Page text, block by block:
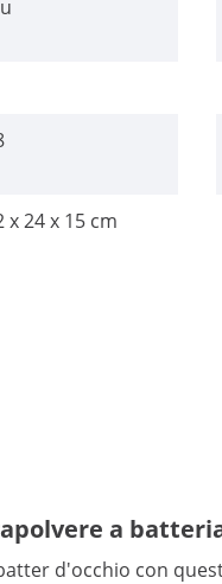
x 24 x 15 cm
a
d'occhio con